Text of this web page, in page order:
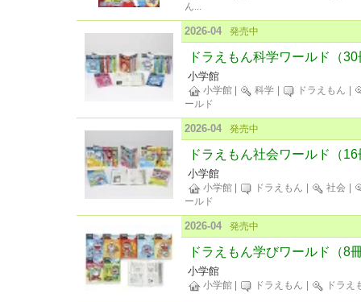
ん...
2026-04 発売中
ドラえもん科学ワールド（
小学館
小学館 科学 ドラえもん
ールド
2026-04 発売中
ドラえもん社会ワールド（
小学館
小学館 ドラえもん 社会
ールド
2026-04 発売中
ドラえもん学びワールド（8
小学館
小学館 ドラえもん ドラえ